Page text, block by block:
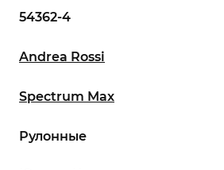
54362-4
Andrea Rossi
Spectrum Max
Рулонные